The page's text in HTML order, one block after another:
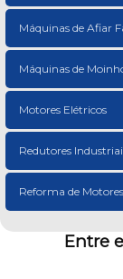
Máquinas de Afiar
Máquinas de
Motores Elétricos
Redutores
Reforma de
Entre